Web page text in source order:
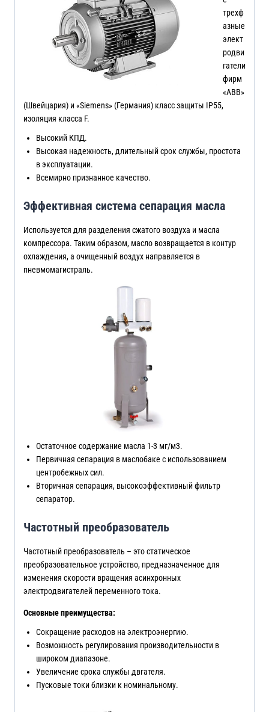
трехф
азные
элект
родви
гатели
фирм
«ABB»
(Швейцария) и «Siemens» (Германия) класс защиты IP55,
изоляция класса F.
Высокий КПД.
Высокая надежность, длительный срок службы, простота
в эксплуатации.
Всемирно признанное качество.
Эффективная система сепарация масла
Используется для разделения сжатого воздуха и масла
компрессора. Таким образом, масло возвращается в контур
охлаждения, а очищенный воздух направляется в
пневмомагистраль.
Остаточное содержание масла 1-3 мг/м3.
Первичная сепарация в маслобаке с использованием
центробежных сил.
Вторичная сепарация, высокоэффективный фильтр
сепаратор.
Частотный преобразователь
Частотный преобразователь – это статическое
преобразовательное устройство, предназначенное для
изменения скорости вращения асинхронных
электродвигателей переменного тока.
Основные преимущества:
Сокращение расходов на электроэнергию.
Возможность регулирования производительности в
широком диапазоне.
Увеличение срока службы двгателя.
Пусковые токи близки к номинальному.